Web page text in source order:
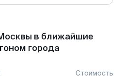
в ближайшие
города
Стоимость